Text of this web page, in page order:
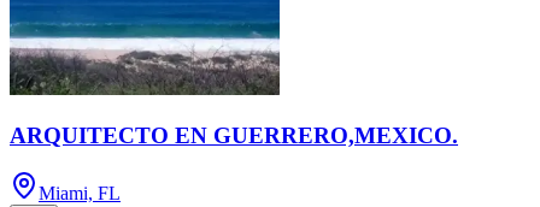
ARQUITECTO EN GUERRERO,MEXICO.
Miami, FL